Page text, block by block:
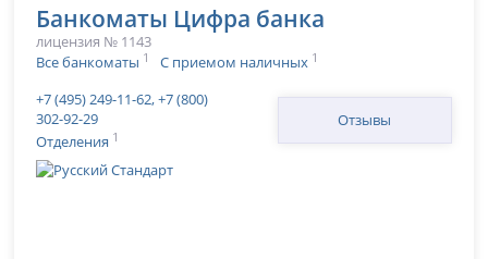
Банкоматы Цифра банка
лицензия № 1143
Все банкоматы 1 С приемом наличных 1
+7 (495) 249-11-62, +7 (800)
302-92-29
Отделения 1
Отзывы